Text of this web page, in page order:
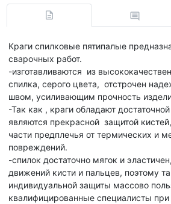
Краги спилковые пятипалые
сварочных работ.
-изготавливаются из
спилка, серого цвета, отстрочен
швом, усиливающим прочность
-Так как , краги обладают
являются прекрасной защитой
части предплечья от термических и
повреждений.
-спилок достаточно мягок и
движений кисти и пальцев, поэтому
индивидуальной защиты массово
квалифицированные специалисты